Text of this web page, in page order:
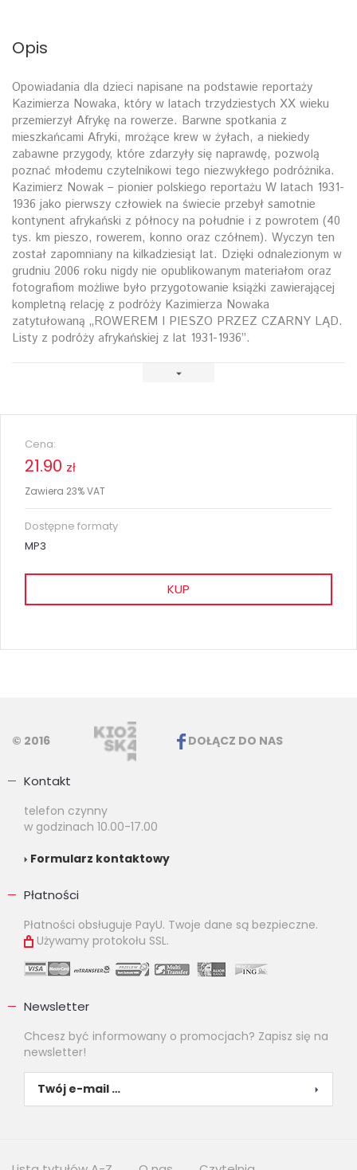
Opis
Opowiadania dla dzieci napisane na podstawie reportaży
Kazimierza Nowaka, który w latach trzydziestych XX wieku
przemierzył Afrykę na rowerze. Barwne spotkania z
mieszkańcami Afryki, mrożące krew w żyłach, a niekiedy
zabawne przygody, które zdarzyły się naprawdę, pozwolą
poznać młodemu czytelnikowi tego niezwykłego podróżnika.
Kazimierz Nowak – pionier polskiego reportażu W latach 1931-
1936 jako pierwszy człowiek na świecie przebył samotnie
kontynent afrykański z północy na południe i z powrotem (40
tys. km pieszo, rowerem, konno oraz czółnem). Wyczyn ten
został zapomniany na kilkadziesiąt lat. Dzięki odnalezionym w
grudniu 2006 roku nigdy nie opublikowanym materiałom oraz
fotografiom możliwe było przygotowanie książki zawierającej
kompletną relację z podróży Kazimierza Nowaka
zatytułowaną „ROWEREM I PIESZO PRZEZ CZARNY LĄD.
Listy z podróży afrykańskiej z lat 1931-1936”.
Cena:
21.90 zł
Zawiera 23% VAT
Dostępne formaty
MP3
KUP
© 2016 DOŁĄCZ DO NAS
Kontakt
telefon czynny
w godzinach 10.00-17.00
Formularz kontaktowy
Płatności
Płatności obsługuje PayU. Twoje dane są bezpieczne.
Używamy protokołu SSL.
Newsletter
Chcesz być informowany o promocjach? Zapisz się na
newsletter!